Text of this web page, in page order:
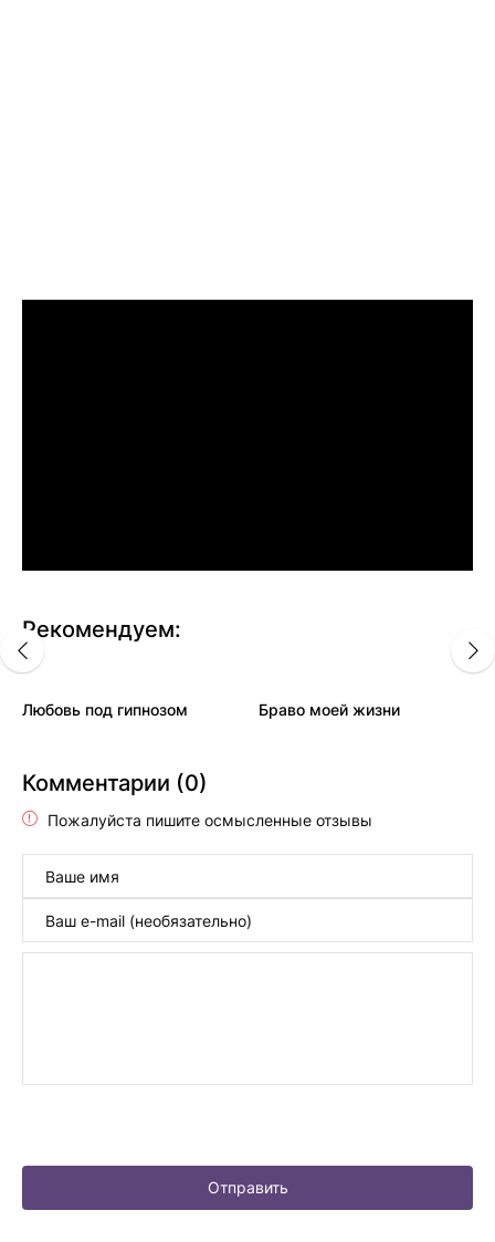
Рекомендуем:
Любовь под гипнозом Браво моей жизни
Комментарии (0)
Пожалуйста пишите осмысленные отзывы
Отправить